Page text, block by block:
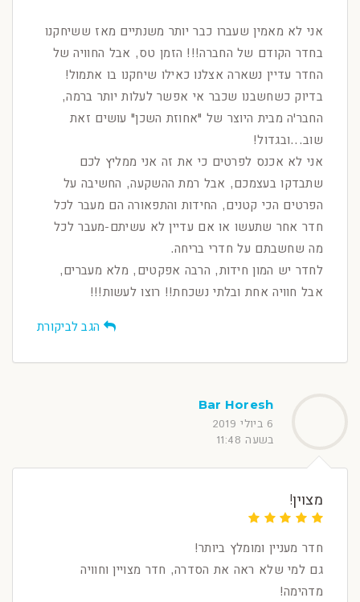
אני לא מאמין שעברו כבר יותר משנתיים מאז ששיחקנו
בחדר הקודם של החברה!!! הזמן טס, אבל החוויה של
החדר עדיין נשארה אצלנו כאילו שיחקנו בו אתמול!
בדיוק כשחשבנו שכבר אי אפשר לעלות יותר ברמה,
החבר'ה מבית היוצר של "אחוזת השכן" עושים זאת
שוב...ובגדול!
אני לא אכנס לפרטים כי את זה אני ממליץ לכם
שתבדקו בעצמכם, אבל רמת ההשקעה, החשיבה על
הפרטים הכי קטנים, החידות והתפאורה הם מעבר לכל
חדר אחר שתעשו או אם עדיין לא עשיתם-מעבר לכל
מה שחשבתם על חדרי בריחה.
לחדר יש המון חידות, הרבה אפקטים, מלא מעברים,
אבל חוויה אחת ובלתי נשכחת!! רוצו לעשות!!!
הגב לביקורת
Bar Horesh
6 ביולי 2019
בשעה 11:48
מצוין!
חדר מעניין ומומלץ ביותר!
גם למי שלא ראה את הסדרה, חדר מצויין וחוויה
מדהימה!